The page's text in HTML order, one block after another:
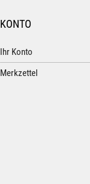
KONTO
Ihr Konto
Merkzettel